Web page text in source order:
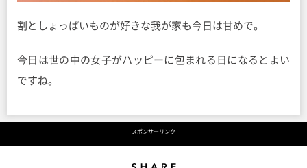
割としょっぱいものが好きな我が家も今日は甘めで。
今日は世の中の女子がハッピーに包まれる日になるとよい
ですね。
スポンサーリンク